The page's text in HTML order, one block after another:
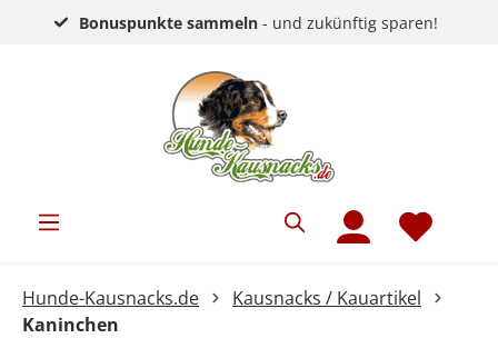
Bonuspunkte sammeln - und zukünftig sparen!
Hunde-Kausnacks.de
Kausnacks / Kauartikel
Kaninchen